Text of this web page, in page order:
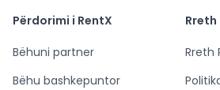
Përdorimi i RentX
Bëhuni partner
Bëhu bashkepuntor
Rreth
Rreth